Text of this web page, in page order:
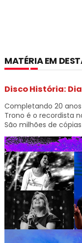
MATÉRIA EM
Disco História:
Completando 20
Trono é o recordista
São milhões de cópias